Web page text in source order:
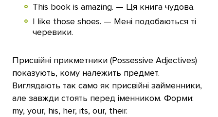
This book is amazing. — Ця книга чудова.
I like those shoes. — Мені подобаються ті
черевики.
Присвійні прикметники (Possessive Adjectives)
показують, кому належить предмет.
Виглядають так само як присвійні займенники,
але завжди стоять перед іменником. Форми:
my, your, his, her, its, our, their.